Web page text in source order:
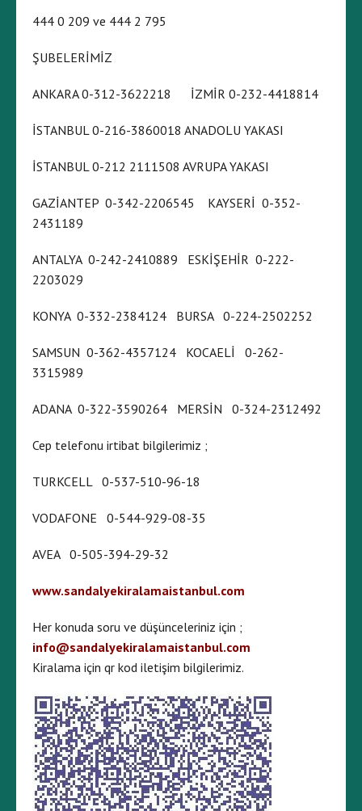
444 0 209 ve 444 2 795
ŞUBELERİMİZ
ANKARA 0-312-3622218 İZMİR 0-232-4418814
İSTANBUL 0-216-3860018 ANADOLU YAKASI
İSTANBUL 0-212 2111508 AVRUPA YAKASI
GAZİANTEP 0-342-2206545 KAYSERİ 0-352-
2431189
ANTALYA 0-242-2410889 ESKİŞEHİR 0-222-
2203029
KONYA 0-332-2384124 BURSA 0-224-2502252
SAMSUN 0-362-4357124 KOCAELİ 0-262-
3315989
ADANA 0-322-3590264 MERSİN 0-324-2312492
Cep telefonu irtibat bilgilerimiz ;
TURKCELL 0-537-510-96-18
VODAFONE 0-544-929-08-35
AVEA 0-505-394-29-32
www.sandalyekiralamaistanbul.com
Her konuda soru ve düşünceleriniz için ;
info@sandalyekiralamaistanbul.com
Kiralama için qr kod iletişim bilgilerimiz.